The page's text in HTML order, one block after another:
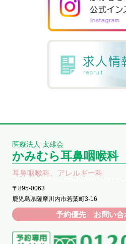
医療法人 太雄会
かみむら耳鼻咽喉科
耳鼻咽喉科、アレルギー科
〒895-0063
鹿児島県薩摩川内市若葉町3-16
予約優先 お問い合